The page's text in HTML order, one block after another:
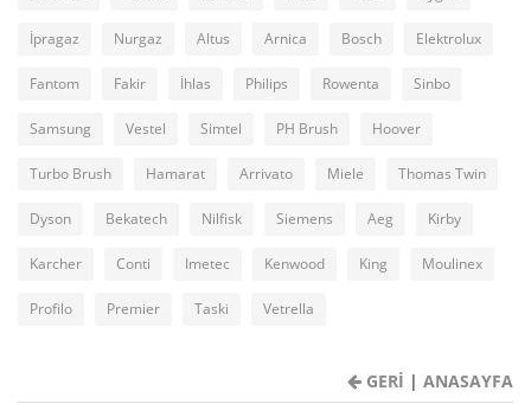
İpragaz Nurgaz Altus Arnica Bosch Elektrolux
Fantom Fakir İhlas Philips Rowenta Sinbo
Samsung Vestel Simtel PH Brush Hoover
Turbo Brush Hamarat Arrivato Miele Thomas Twin
Dyson Bekatech Nilfisk Siemens Aeg Kirby
Karcher Conti Imetec Kenwood King Moulinex
Profilo Premier Taski Vetrella
GERİ | ANASAYFA